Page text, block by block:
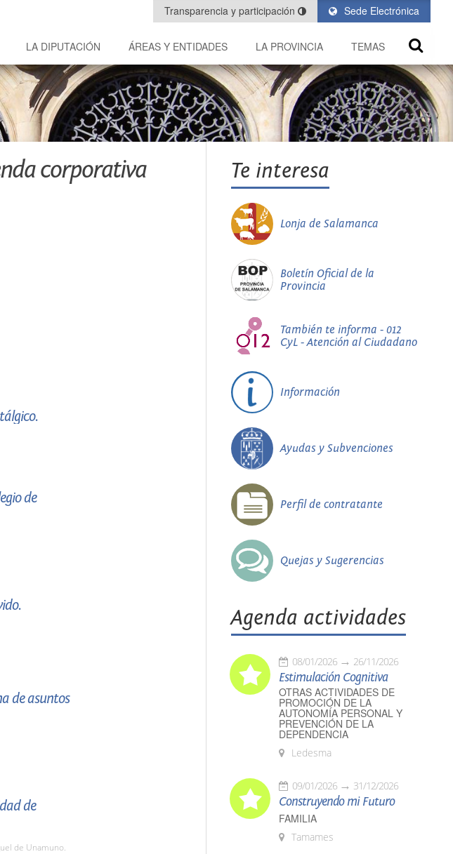
Sede Electrónica
Transparencia y participación
LA DIPUTACIÓN ÁREAS Y ENTIDADES LA PROVINCIA TEMAS
corporativa
de
de asuntos
de
de Unamuno.
Te interesa
Lonja de Salamanca
Boletín Oficial de la
Provincia
También te informa - 012
CyL - Atención al Ciudadano
Información
Ayudas y Subvenciones
Perfil de contratante
Quejas y Sugerencias
Agenda actividades
08/01/2026 26/11/2026
Estimulación Cognitiva
OTRAS ACTIVIDADES DE
PROMOCIÓN DE LA
AUTONOMÍA PERSONAL Y
PREVENCIÓN DE LA
DEPENDENCIA
Ledesma
09/01/2026 31/12/2026
Construyendo mi Futuro
FAMILIA
Tamames